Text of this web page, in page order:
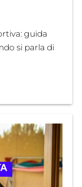
guida
si parla di